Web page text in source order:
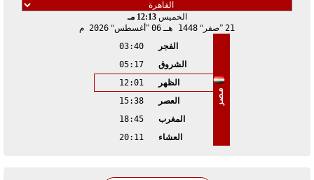
الخميس12:13 مـ
21 صفر 1448 هـ 06 أغسطس 2026 م
مصر
الفجر
03:40
الشروق
05:17
الظهر
12:01
العصر
15:38
المغرب
18:45
العشاء
20:11